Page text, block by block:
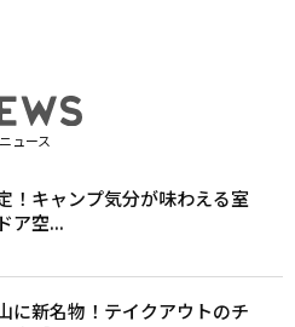
ニュース
！キャンプ気分が味わえる室
ア空...
に新名物！テイクアウトのチ